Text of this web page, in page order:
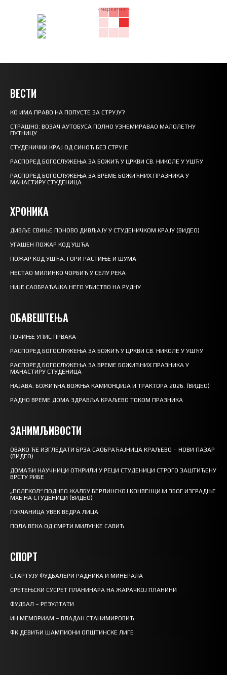
- маркетинг -
ВЕСТИ
КО ИМА ПРАВО НА ПОПУСТЕ ЗА СТРУЈУ?
СТРАШНО: ВОЗАЧ АУТОБУСА ПОЛНО УЗНЕМИРАВАО МАЛОЛЕТНУ
ПУТНИЦУ
СТУДЕНИЧКИ КРАЈ ОД СИНОЋ БЕЗ СТРУЈЕ
РАСПОРЕД БОГОСЛУЖЕЊА ЗА БОЖИЋ У ЦРКВИ СВ. НИКОЛЕ У УШЋУ
РАСПОРЕД БОГОСЛУЖЕЊА ЗА ВРЕМЕ БОЖИЋНИХ ПРАЗНИКА У
МАНАСТИРУ СТУДЕНИЦА
ХРОНИКА
ДИВЉЕ СВИЊЕ ПОНОВО ДИВЉАЈУ У СТУДЕНИЧКОМ КРАЈУ (ВИДЕО)
УГАШЕН ПОЖАР КОД УШЋА
ПОЖАР КОД УШЋА, ГОРИ РАСТИЊЕ И ШУМА
НЕСТАО МИЛИНКО ЧОРБИЋ У СЕЛУ РЕКА
НИЈЕ САОБРАЋАЈКА НЕГО УБИСТВО НА РУДНУ
ОБАВЕШТЕЊА
ПОЧИЊЕ УПИС ПРВАКА
РАСПОРЕД БОГОСЛУЖЕЊА ЗА БОЖИЋ У ЦРКВИ СВ. НИКОЛЕ У УШЋУ
РАСПОРЕД БОГОСЛУЖЕЊА ЗА ВРЕМЕ БОЖИЋНИХ ПРАЗНИКА У
МАНАСТИРУ СТУДЕНИЦА
НАЈАВА: БОЖИЋНА ВОЖЊА КАМИОНЏИЈА И ТРАКТОРА 2026. (ВИДЕО)
РАДНО ВРЕМЕ ДОМА ЗДРАВЉА КРАЉЕВО ТОКОМ ПРАЗНИКА
ЗАНИМЉИВОСТИ
ОВАКО ЋЕ ИЗГЛЕДАТИ БРЗА САОБРАЋАЈНИЦА КРАЉЕВО – НОВИ ПАЗАР
(ВИДЕО)
ДОМАЋИ НАУЧНИЦИ ОТКРИЛИ У РЕЦИ СТУДЕНИЦИ СТРОГО ЗАШТИЋЕНУ
ВРСТУ РИБЕ
„ПОЛЕКОЛ“ ПОДНЕО ЖАЛБУ БЕРЛИНСКОЈ КОНВЕНЦИЈИ ЗБОГ ИЗГРАДЊЕ
МХЕ НА СТУДЕНИЦИ (ВИДЕО)
ГОКЧАНИЦА УВЕК ВЕДРА ЛИЦА
ПОЛА ВЕКА ОД СМРТИ МИЛУНКЕ САВИЋ
СПОРТ
СТАРТУЈУ ФУДБАЛЕРИ РАДНИКА И МИНЕРАЛА
СРЕТЕЊСКИ СУСРЕТ ПЛАНИНАРА НА ЖАРАЧКОЈ ПЛАНИНИ
ФУДБАЛ – РЕЗУЛТАТИ
ИН МЕМОРИАМ – ВЛАДАН СТАНИМИРОВИЋ
ФК ДЕВИЋИ ШАМПИОНИ ОПШТИНСКЕ ЛИГЕ